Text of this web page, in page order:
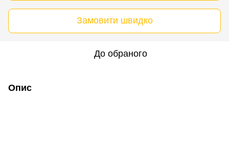
Замовити швидко
До обраного
Опис